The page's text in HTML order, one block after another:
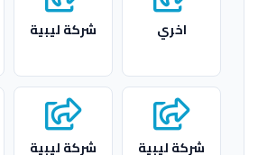
اخري شركة ليبية
شركة ليبية
شركة ليبية